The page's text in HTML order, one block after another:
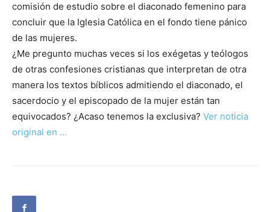
comisión de estudio sobre el diaconado femenino para
concluir que la Iglesia Católica en el fondo tiene pánico
de las mujeres.
¿Me pregunto muchas veces si los exégetas y teólogos
de otras confesiones cristianas que interpretan de otra
manera los textos bíblicos admitiendo el diaconado, el
sacerdocio y el episcopado de la mujer están tan
equivocados? ¿Acaso tenemos la exclusiva? Ver noticia
original en …